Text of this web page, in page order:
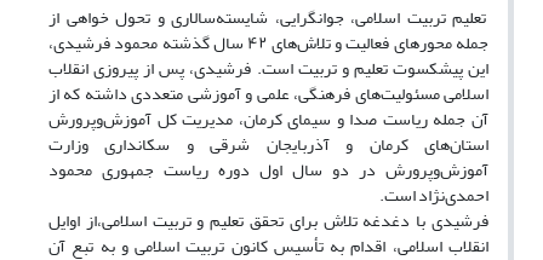
تعلیم تربیت اسلامی، جوانگرایی، شایسته‌سالاری و تحول خواهی از
جمله محورهای فعالیت و تلاش‌های ۴۲ سال گذشته محمود فرشیدی،
این پیشکسوت تعلیم و تربیت است. فرشیدی، پس از پیروزی انقلاب
اسلامی مسئولیت‌های فرهنگی، علمی و آموزشی متعددی داشته که از
آن جمله ریاست صدا و سیمای کرمان، مدیریت کل آموزش‌وپرورش
استان‌های کرمان و آذربایجان شرقی و سکانداری وزارت
آموزش‌وپرورش در دو سال اول دوره ریاست جمهوری محمود
احمدی‌نژاد است.
فرشیدی با دغدغه تلاش برای تحقق تعلیم و تربیت اسلامی،از اوایل
انقلاب اسلامی، اقدام به تأسیس کانون تربیت اسلامی و به تبع آن